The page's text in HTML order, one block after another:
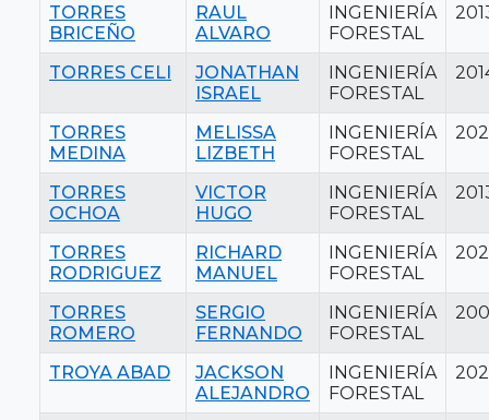
TORRES
BRICEÑO
RAUL
ALVARO
INGENIERÍA
FORESTAL
TORRES CELI
JONATHAN
ISRAEL
INGENIERÍA
FORESTAL
TORRES
MEDINA
MELISSA
LIZBETH
INGENIERÍA
FORESTAL
TORRES
OCHOA
VICTOR
HUGO
INGENIERÍA
FORESTAL
TORRES
RODRIGUEZ
RICHARD
MANUEL
INGENIERÍA
FORESTAL
TORRES
ROMERO
SERGIO
FERNANDO
INGENIERÍA
FORESTAL
TROYA ABAD
JACKSON
ALEJANDRO
INGENIERÍA
FORESTAL